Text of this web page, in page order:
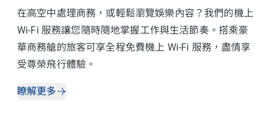
在高空中處理商務，或輕鬆瀏覽娛樂內容？我們的機上
Wi-Fi 服務讓您隨時隨地掌握工作與生活節奏。搭乘豪
華商務艙的旅客可享全程免費機上 Wi-Fi 服務，盡情享
受尊榮飛行體驗。
瞭解更多